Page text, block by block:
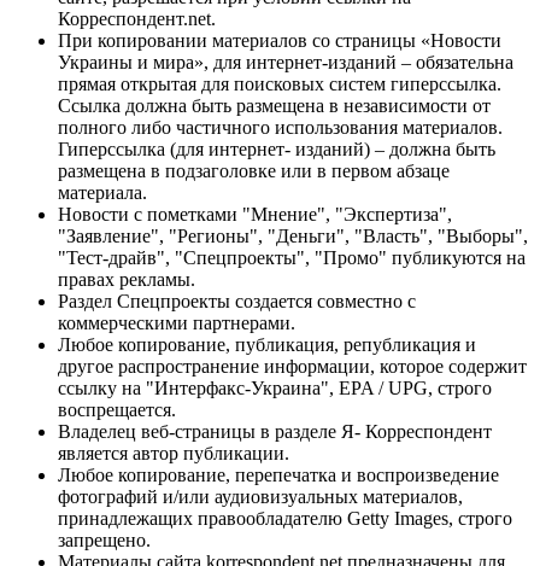
Корреспондент.net.
При копировании материалов со страницы «Новости
Украины и мира», для интернет-изданий – обязательна
прямая открытая для поисковых систем гиперссылка.
Ссылка должна быть размещена в независимости от
полного либо частичного использования материалов.
Гиперссылка (для интернет- изданий) – должна быть
размещена в подзаголовке или в первом абзаце
материала.
Новости с пометками "Мнение", "Экспертиза",
"Заявление", "Регионы", "Деньги", "Власть", "Выборы",
"Тест-драйв", "Спецпроекты", "Промо" публикуются на
правах рекламы.
Раздел Спецпроекты создается совместно с
коммерческими партнерами.
Любое копирование, публикация, републикация и
другое распространение информации, которое содержит
ссылку на "Интерфакс-Украина", EPA / UPG, строго
воспрещается.
Владелец веб-страницы в разделе Я- Корреспондент
является автор публикации.
Любое копирование, перепечатка и воспроизведение
фотографий и/или аудиовизуальных материалов,
принадлежащих правообладателю Getty Images, строго
запрещено.
Материалы сайта korrespondent.net предназначены для